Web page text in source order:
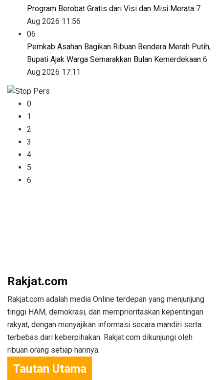
Program Berobat Gratis dari Visi dan Misi Merata 7
Aug 2026 11:56
06
Pemkab Asahan Bagikan Ribuan Bendera Merah Putih,
Bupati Ajak Warga Semarakkan Bulan Kemerdekaan 6
Aug 2026 17:11
0
1
2
3
4
5
6
Rakjat.com
Rakjat.com adalah media Online terdepan yang menjunjung
tinggi HAM, demokrasi, dan memprioritaskan kepentingan
rakyat, dengan menyajikan informasi secara mandiri serta
terbebas dari keberpihakan. Rakjat.com dikunjungi oleh
ribuan orang setiap harinya.
Tautan Utama